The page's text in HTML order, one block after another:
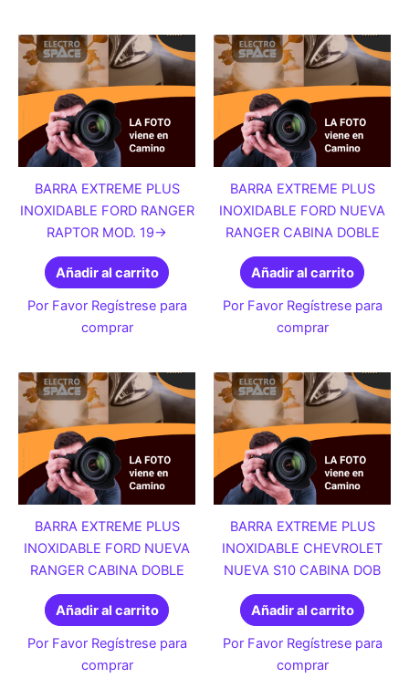
BARRA EXTREME PLUS
INOXIDABLE FORD RANGER
RAPTOR MOD. 19->
Añadir al carrito
Por Favor Regístrese para
comprar
BARRA EXTREME PLUS
INOXIDABLE FORD NUEVA
RANGER CABINA DOBLE
Añadir al carrito
Por Favor Regístrese para
comprar
BARRA EXTREME PLUS
INOXIDABLE FORD NUEVA
RANGER CABINA DOBLE
Añadir al carrito
Por Favor Regístrese para
comprar
BARRA EXTREME PLUS
INOXIDABLE CHEVROLET
NUEVA S10 CABINA DOB
Añadir al carrito
Por Favor Regístrese para
comprar